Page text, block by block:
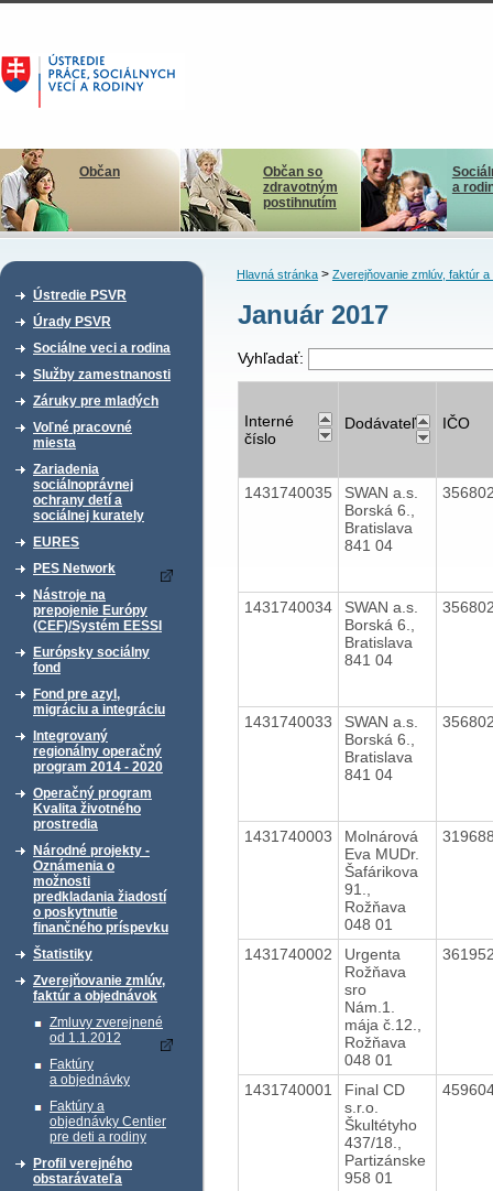
Občan
Občan so
zdravotným
postihnutím
a
Ústredie PSVR
Úrady PSVR
Sociálne veci a rodina
Služby zamestnanosti
Záruky pre mladých
Voľné pracovné
miesta
Zariadenia
sociálnoprávnej
ochrany detí a
sociálnej kurately
EURES
PES Network
Nástroje na
prepojenie Európy
(CEF)/Systém EESSI
Európsky sociálny
fond
Fond pre azyl,
migráciu a integráciu
Integrovaný
regionálny operačný
program 2014 - 2020
Operačný program
Kvalita životného
prostredia
Národné projekty -
Oznámenia o
možnosti
predkladania žiadostí
o poskytnutie
finančného príspevku
Štatistiky
Zverejňovanie zmlúv,
faktúr a objednávok
Zmluvy zverejnené
od 1.1.2012
Faktúry
a objednávky
Faktúry a
objednávky Centier
pre deti a rodiny
Profil verejného
obstarávateľa
Hlavná stránka> Zverejňovanie zmlúv, faktúr a
Január 2017
Vyhľadať:
Interné
číslo
Dodávateľ IČO
1431740035
SWAN a.s.
Borská 6.,
Bratislava
841 04
1431740034
SWAN a.s.
Borská 6.,
Bratislava
841 04
1431740033
SWAN a.s.
Borská 6.,
Bratislava
841 04
1431740003
Molnárová
Eva MUDr.
Šafárikova
91.,
Rožňava
048 01
1431740002
Urgenta
Rožňava
sro
Nám.1.
mája č.12.,
Rožňava
048 01
1431740001
Final CD
s.r.o.
Škultétyho
437/18.,
Partizánske
958 01